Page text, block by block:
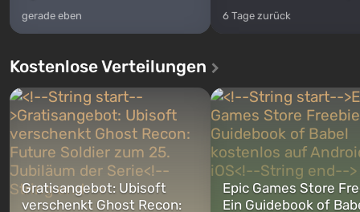
gerade eben 6 Tage zurück
Kostenlose Verteilungen
Gratisangebot: Ubisoft
verschenkt Ghost Recon:
Epic Games Store
Ein Guidebook of